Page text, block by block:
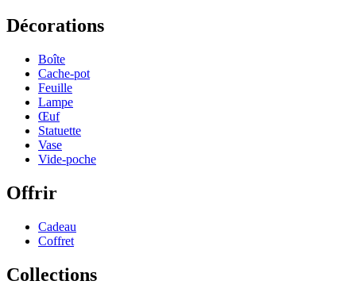
Décorations
Boîte
Cache-pot
Feuille
Lampe
Œuf
Statuette
Vase
Vide-poche
Offrir
Cadeau
Coffret
Collections